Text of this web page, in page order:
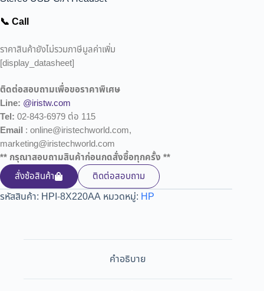
📞 Call
ราคาสินค้ายังไม่รวมภาษีมูลค่าเพิ่ม
[display_datasheet]
ติดต่อสอบถามเพื่อขอราคาพิเศษ
Line: @iristw.com
Tel: 02-843-6979 ต่อ 115
Email : online@iristechworld.com,
marketing@iristechworld.com
** กรุณาสอบถามสินค้าก่อนกดสั่งซื้อทุกครั้ง **
สั่งซ้อสินค้า
ติดต่อสอบถาม
รหัสสินค้า: HPI-8X220AA หมวดหมู่: HP
คำอธิบาย